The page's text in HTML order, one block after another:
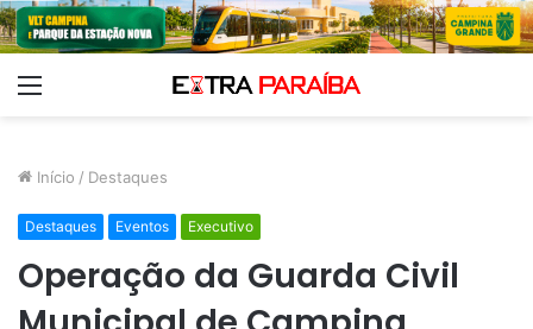
Início / Destaques
Destaques Eventos Executivo
Operação da Guarda Civil